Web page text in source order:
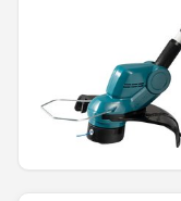
Talen Tools